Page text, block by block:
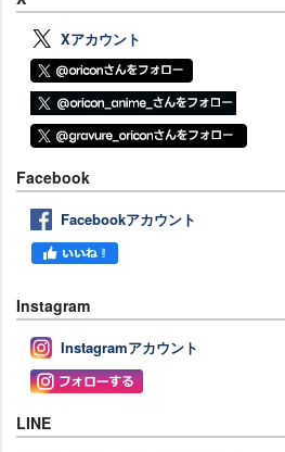
Xアカウント
Facebook
Facebookアカウント
Instagram
Instagramアカウント
LINE